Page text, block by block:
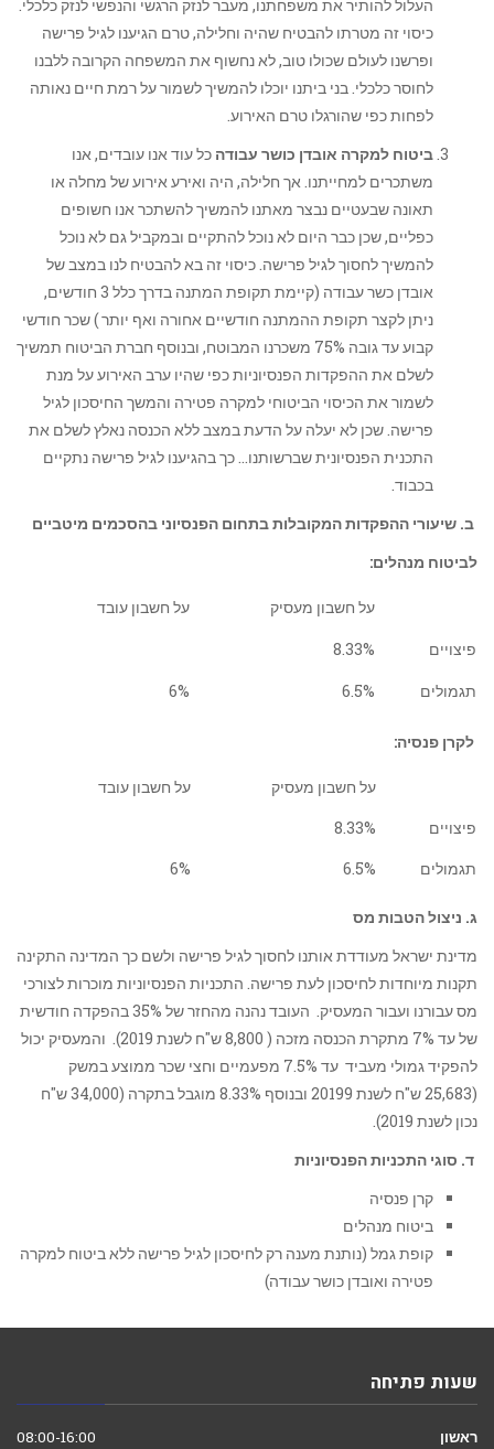
העלול להותיר את משפחתנו, מעבר לנזק הרגשי והנפשי לנזק כלכלי.
כיסוי זה מטרתו להבטיח שהיה וחלילה, טרם הגיענו לגיל פרישה
ופרשנו לעולם שכולו טוב, לא נחשוף את המשפחה הקרובה ללבנו
לחוסר כלכלי. בני ביתנו יוכלו להמשיך לשמור על רמת חיים נאותה
לפחות כפי שהורגלו טרם האירוע.
ביטוח למקרה אובדן כושר עבודה כל עוד אנו עובדים, אנו
משתכרים למחייתנו. אך חלילה, היה ואירע אירוע של מחלה או
תאונה שבעטיים נבצר מאתנו להמשיך להשתכר אנו חשופים
כפליים, שכן כבר היום לא נוכל להתקיים ובמקביל גם לא נוכל
להמשיך לחסוך לגיל פרישה. כיסוי זה בא להבטיח לנו במצב של
אובדן כשר עבודה (קיימת תקופת המתנה בדרך כלל 3 חודשים,
ניתן לקצר תקופת ההמתנה חודשיים אחורה ואף יותר ) שכר חודשי
קבוע עד גובה 75% משכרנו המבוטח, ובנוסף חברת הביטוח תמשיך
לשלם את ההפקדות הפנסיוניות כפי שהיו ערב האירוע על מנת
לשמור את הכיסוי הביטוחי למקרה פטירה והמשך החיסכון לגיל
פרישה. שכן לא יעלה על הדעת במצב ללא הכנסה נאלץ לשלם את
התכנית הפנסיונית שברשותנו… כך בהגיענו לגיל פרישה נתקיים
בכבוד.
ב. שיעורי ההפקדות המקובלות בתחום הפנסיוני בהסכמים מיטביים
לביטוח מנהלים:
על חשבון מעסיק
על חשבון עובד
פיצויים
8.33%
תגמולים
6.5%
6%
לקרן פנסיה:
על חשבון מעסיק
על חשבון עובד
פיצויים
8.33%
תגמולים
6.5%
6%
ג. ניצול הטבות מס
מדינת ישראל מעודדת אותנו לחסוך לגיל פרישה ולשם כך המדינה התקינה
תקנות מיוחדות לחיסכון לעת פרישה. התכניות הפנסיוניות מוכרות לצורכי
מס עבורנו ועבור המעסיק. העובד נהנה מהחזר של 35% בהפקדה חודשית
של עד 7% מתקרת הכנסה מזכה ( 8,800 ש"ח לשנת 2019). והמעסיק יכול
להפקיד גמולי מעביד עד 7.5% מפעמיים וחצי שכר ממוצע במשק
(25,683 ש"ח לשנת 20199 ובנוסף 8.33% מוגבל בתקרה (34,000 ש"ח
נכון לשנת 2019).
ד. סוגי התכניות הפנסיוניות
קרן פנסיה
ביטוח מנהלים
קופת גמל (נותנת מענה רק לחיסכון לגיל פרישה ללא ביטוח למקרה
פטירה ואובדן כושר עבודה)
שעות פתיחה
ראשון
08:00-16:00